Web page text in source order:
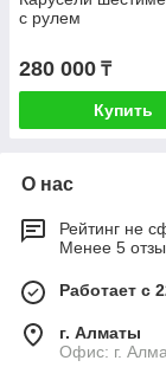
с рулем
280 000 ₸
Купить
О нас
Рейтинг не
Менее 5
Работает с
г. Алматы
Офис: г.